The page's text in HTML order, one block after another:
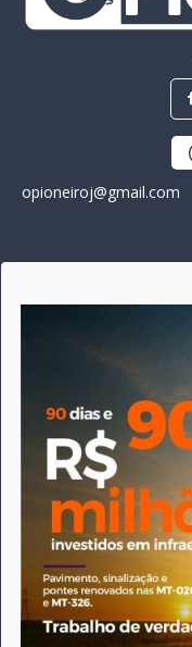
opioneiroj@gmail.com
A história do Pioneiro
Canarana - MT, na
que chegou a possuir
publicadas 691
políticos, policiais e
origem, pautado
imparcialidade, faz
da praça" de
comprometimento
relato dos fatos neste
circulou a última
tem veiculação